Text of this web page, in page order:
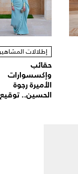
إطلالات
حقائب
وإكسسوارات
الأميرة رجوة
الحسين..